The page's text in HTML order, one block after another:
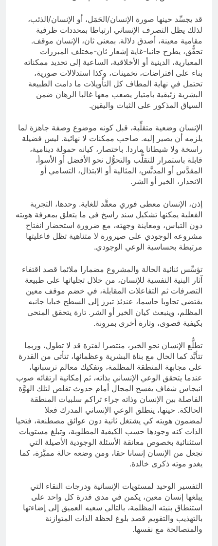
قد يجسِّد حينها صورة الإنسان/الحَمَل، أو الإنسان/الذئب،
لذلك يظل التصرف الإنساني ارتباطا بمحددات ظرفية
مقامية معينة، أصدق دلالة. بمعنى ثان، الإنسان موقف.
تحقُّق، يطرح جانبا-غاية إشعار ثان-مختلف المبررات
المعيارية، الدينية أو الأخلاقية، الساعية إلى تحديد ممكناته
بناء على افتراضات، تخمينات، وكذا استدلالات صورية،
تحتمل في نهاية المطاف كل التأويلات ما دامت الطبيعة
البشرية زئبقية بامتياز يصعب معها غالبا الرهان ضمن
السياق المذكور على الثبات واليقين.
الإنسان وضعية متقلِّبة، قبل كونه موضوع وصفة جاهزة لما
يلزمه أن يصير إليه. صاحب ممكنات لا نهائية. ليس فضيلة
راسخة ولا شيطانا ماردا. باختصار، كيانه حمولة دينامية،
قابلة باستمرار للتقلُّب والتحوُّل نحو الأفضل أو الأسوأ،
المقدَّس أو المدنَّس، المثالية أو الابتذال، التسامي أو
الانحدار، الخير أو الشر.
إذن، الإنسان معطى فوري معقَّد للغاية. وحدها، التجربة
الفعلية يمكنها تشكيل سند راسخ في ما يتعلق بمعرفة هويته
دون التباس، ومعاينة وجهته، مع ضرورة استحضار انفتاح
مشروعه الوجودي على صيرورة لا متناهية تظل فاعليتها
مرتبطة بحساسية الوعي الوجودي.
تؤسِّس ثنائية الحالة والمشروع مضمارا ملائما قصد اقتفاء
آثار البنية النفسية للإنسان، من خلال تجلياتها على طبيعة
التصرفات ثم التفاعلات المقابلة، في خضم موقف معين
يقتضي تجاوبا حاسما، عندئذ تبرز إلى السطح خبايا جانبه
المظلم، وينبعث كيان الخير أو الشر. تارة يتحقق المنحى
بكيفية قصوى، وتارة أخرى بمرونة.
تطلُّع الإنسان نحو الخير، منتصرا لفترة قد لا تطول، وربما
تتأبَّد كما الحال مع بناة البشرية وعظمائها، تتأتى من القدرة
على مجابهة المنطقة المظلمة، وتفكيك معالم ترسباتها،
عندما يتحقق الوعي الإنساني بذاته، ثم إمكانية ارتقائه صوب
انبجاس شفاف يفسح المجال أمام حدوث تقلص لتلك الهوَّة
الفاصلة بين الإنسان وذاته جراء تراكم سلبيات المنطقة
الحالكة. حينها، ينطلق الوعي الإنساني المدرك فعلا
لمضمون هويته كي يشتغل ثانية دون عوائق مصطنعة، فتحيا
الذات كنه وجودها حسب الكيفية المطلوبة، وتبلغ مستويات
استثنائية بخصوص معانقة الأسئلة الوجودية الأصيلة التي
تجعل من الإنسان إنسانا حقا، ومن وضعه حالة مميَّزة، كما
يغدو موته ذكرى خالدة.
التفسير الوحيد لمستويات الإنسانية ودرجات النقاء التي
يبلغها إنسان معين، يكمن في مدى قدرة كل واحد على
استنطاق بنيته المظلمة، بالتالي سعيه العميق إلى إضاءتها
بالتهذيب والتقويم قصد بلوغ لحظة الذات المتوازنة
والمتصالحة مع نفسها.